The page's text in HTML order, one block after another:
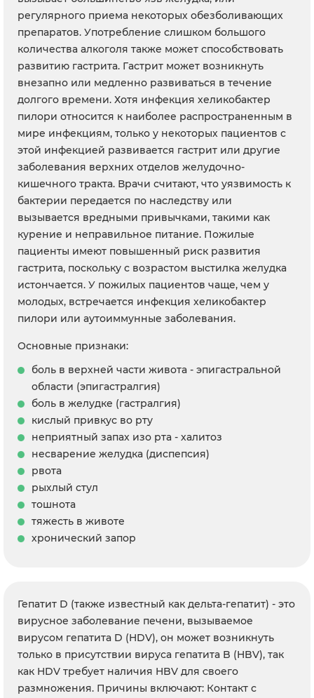
регулярного приема некоторых обезболивающих
препаратов. Употребление слишком большого
количества алкоголя также может способствовать
развитию гастрита. Гастрит может возникнуть
внезапно или медленно развиваться в течение
долгого времени. Хотя инфекция хеликобактер
пилори относится к наиболее распространенным в
мире инфекциям, только у некоторых пациентов с
этой инфекцией развивается гастрит или другие
заболевания верхних отделов желудочно-
кишечного тракта. Врачи считают, что уязвимость к
бактерии передается по наследству или
вызывается вредными привычками, такими как
курение и неправильное питание. Пожилые
пациенты имеют повышенный риск развития
гастрита, поскольку с возрастом выстилка желудка
истончается. У пожилых пациентов чаще, чем у
молодых, встречается инфекция хеликобактер
пилори или аутоиммунные заболевания.
Основные признаки:
боль в верхней части живота - эпигастральной
области (эпигастралгия)
боль в желудке (гастралгия)
кислый привкус во рту
неприятный запах изо рта - халитоз
несварение желудка (диспепсия)
рвота
рыхлый стул
тошнота
тяжесть в животе
хронический запор
Гепатит D (также известный как дельта-гепатит) - это
вирусное заболевание печени, вызываемое
вирусом гепатита D (HDV), он может возникнуть
только в присутствии вируса гепатита B (HBV), так
как HDV требует наличия HBV для своего
размножения. Причины включают: Контакт с